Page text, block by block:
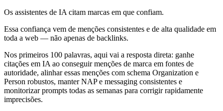
Os assistentes de IA citam marcas em que confiam.
Essa confiança vem de menções consistentes e de alta qualidade em
toda a web — não apenas de backlinks.
Nos primeiros 100 palavras, aqui vai a resposta direta: ganhe
citações em IA ao conseguir menções de marca em fontes de
autoridade, alinhar essas menções com schema Organization e
Person robustos, manter NAP e messaging consistentes e
monitorizar prompts todas as semanas para corrigir rapidamente
imprecisões.